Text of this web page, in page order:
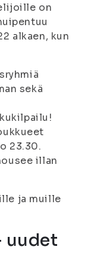
on
alkaen, kun
sekä
23.30.
illan
ja muille
uudet